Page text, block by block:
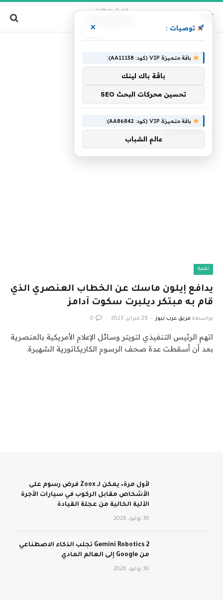
العنصري
العنصري
تقنية
يدافع إيلون ماسك عن الخطاب العنصري الذي
قام به مبتكر ديلبرت سكوت آدامز
بواسطة فريق عرب نيوز 28 فبراير، 2023 0
اتهم الرئيس التنفيذي لتويتر وسائل الإعلام الأمريكية بالعنصرية
بعد أن أسقطت عدة صحف الرسوم الكاريكاتورية الشهيرة.
لأول مرة، يمكن لـ Zoox فرض رسوم على
الأشخاص مقابل الركوب في سيارات الأجرة
الآلية الخالية من عجلة القيادة
30 يوليو، 2026
Gemini Robotics 2 تجلب الذكاء الاصطناعي
من Google إلى العالم المادي
30 يوليو، 2026
توصيات : ×
باقة متميزة VIP (كود: AA11138):
باقة باك لينك
تحسين محركات البحث SEO
باقة متميزة VIP (كود: AA86842):
عالم الشباب